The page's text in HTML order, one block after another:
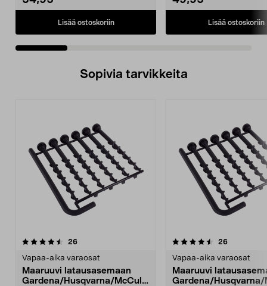
Lisää ostoskoriin Lisää ostoskoriin
Sopivia tarvikkeita
26arvostelut
Vapaa-aika varaosat
Maaruuvi latausasemaan
Gardena/Husqvarna/McCullo
4.5viidestä
26arvostelut
Vapaa-aika varaosat
Maaruuvi
Gardena/Husqvarna/
4.5viidestä